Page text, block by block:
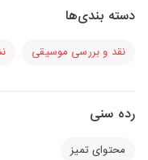
دسته بندی‌ها
نقد و بررسی موسیقی
رده سنی
محتوای تمیز